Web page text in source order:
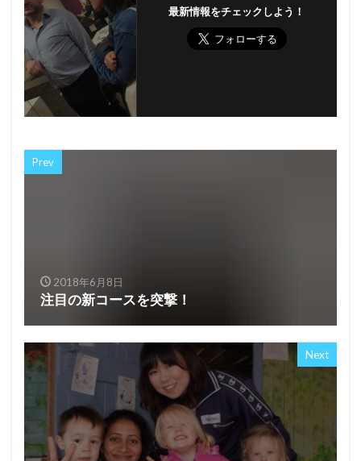
最新情報をチェックしよう！
Prev
2018年6月8日
注目の新コースを突撃！
Next